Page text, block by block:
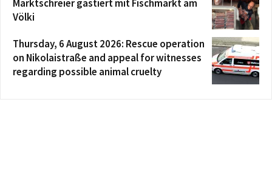
Marktschreier gastiert mit Fischmarkt am
Völki
Thursday, 6 August 2026: Rescue operation
on Nikolaistraße and appeal for witnesses
regarding possible animal cruelty